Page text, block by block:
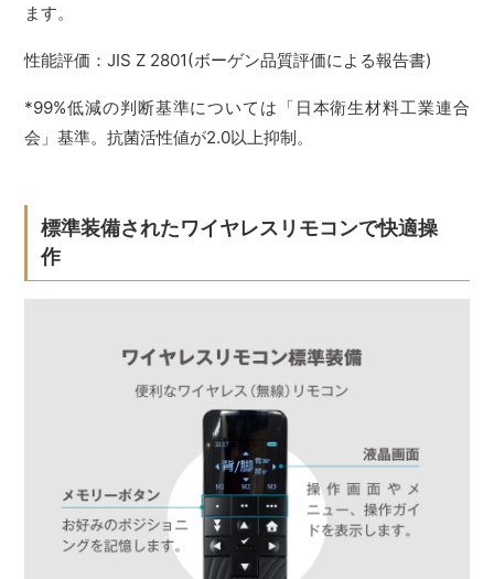
ます。
性能評価：JIS Z 2801(ボーゲン品質評価による報告書)
*99%低減の判断基準については「日本衛生材料工業連合
会」基準。抗菌活性値が2.0以上抑制。
標準装備されたワイヤレスリモコンで快適操
作